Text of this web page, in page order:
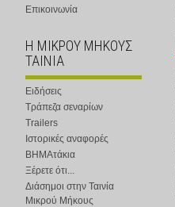
Επικοινωνία
Η ΜΙΚΡΟΥ ΜΗΚΟΥΣ
ΤΑΙΝΙΑ
Ειδήσεις
Τράπεζα σεναρίων
Trailers
Ιστορικές αναφορές
ΒΗΜΑτάκια
Ξέρετε ότι...
Διάσημοι στην Ταινία
Μικρού Μήκους